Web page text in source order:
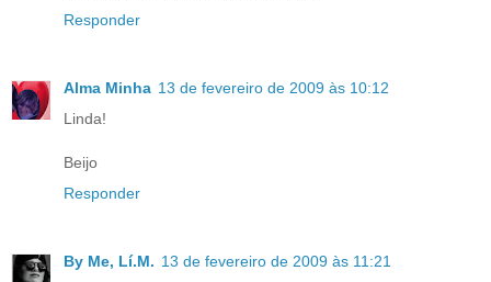
Responder
Alma Minha 13 de fevereiro de 2009 às 10:12
Linda!
Beijo
Responder
By Me, Lí.M. 13 de fevereiro de 2009 às 11:21